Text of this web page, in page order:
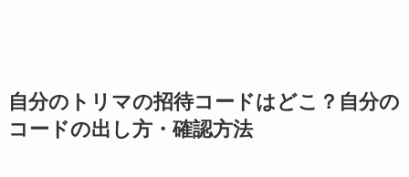
自分のトリマの招待コードはどこ？自分の
コードの出し方・確認方法